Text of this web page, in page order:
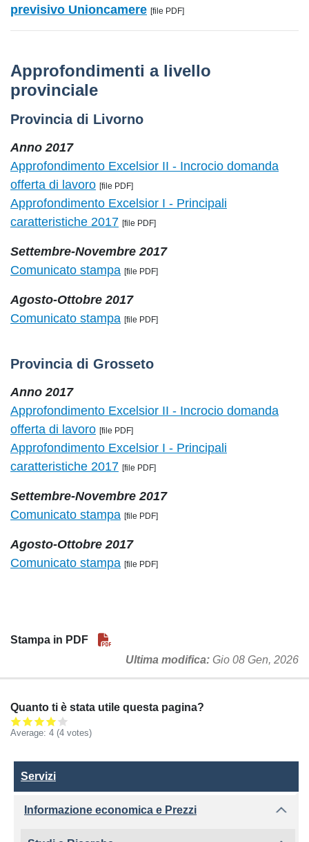
previsivo Unioncamere [file PDF]
Approfondimenti a livello
provinciale
Provincia di Livorno
Anno 2017
Approfondimento Excelsior II - Incrocio domanda
offerta di lavoro [file PDF]
Approfondimento Excelsior I - Principali
caratteristiche 2017 [file PDF]
Settembre-Novembre 2017
Comunicato stampa [file PDF]
Agosto-Ottobre 2017
Comunicato stampa [file PDF]
Provincia di Grosseto
Anno 2017
Approfondimento Excelsior II - Incrocio domanda
offerta di lavoro [file PDF]
Approfondimento Excelsior I - Principali
caratteristiche 2017 [file PDF]
Settembre-Novembre 2017
Comunicato stampa [file PDF]
Agosto-Ottobre 2017
Comunicato stampa [file PDF]
Stampa in PDF
Ultima modifica Gio 08 Gen, 2026
Quanto ti è stata utile questa pagina?
Average: 4 (4 votes)
Servizi
Servizi
Informazione economica e Prezzi